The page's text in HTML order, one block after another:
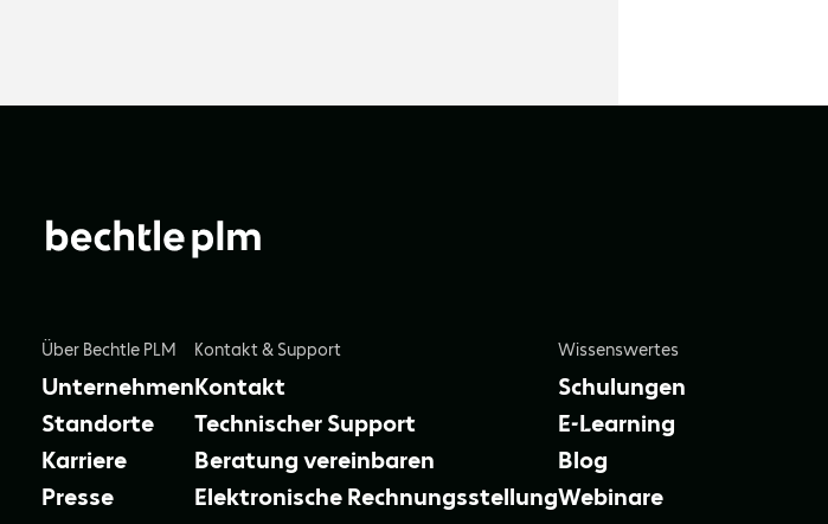
Über Bechtle PLM
Unternehmen
Standorte
Karriere
Presse
Kontakt & Support
Kontakt
Technischer Support
Beratung vereinbaren
Elektronische Rechnungsstellung
Wissenswertes
Schulungen
E-Learning
Blog
Webinare